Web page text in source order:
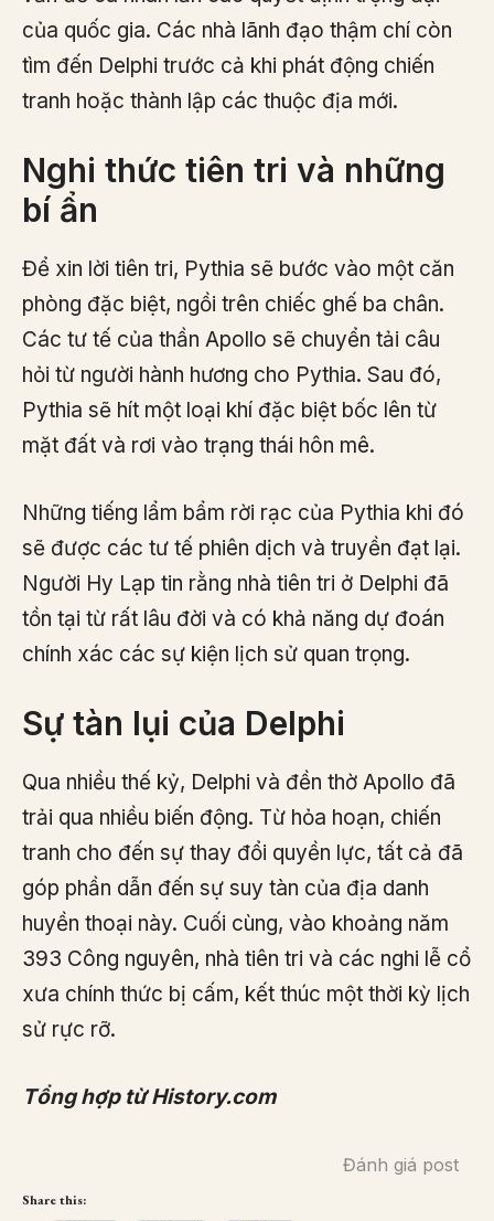
của quốc gia. Các nhà lãnh đạo thậm chí còn
tìm đến Delphi trước cả khi phát động chiến
tranh hoặc thành lập các thuộc địa mới.
Nghi thức tiên tri và những
bí ẩn
Để xin lời tiên tri, Pythia sẽ bước vào một căn
phòng đặc biệt, ngồi trên chiếc ghế ba chân.
Các tư tế của thần Apollo sẽ chuyển tải câu
hỏi từ người hành hương cho Pythia. Sau đó,
Pythia sẽ hít một loại khí đặc biệt bốc lên từ
mặt đất và rơi vào trạng thái hôn mê.
Những tiếng lẩm bẩm rời rạc của Pythia khi đó
sẽ được các tư tế phiên dịch và truyền đạt lại.
Người Hy Lạp tin rằng nhà tiên tri ở Delphi đã
tồn tại từ rất lâu đời và có khả năng dự đoán
chính xác các sự kiện lịch sử quan trọng.
Sự tàn lụi của Delphi
Qua nhiều thế kỷ, Delphi và đền thờ Apollo đã
trải qua nhiều biến động. Từ hỏa hoạn, chiến
tranh cho đến sự thay đổi quyền lực, tất cả đã
góp phần dẫn đến sự suy tàn của địa danh
huyền thoại này. Cuối cùng, vào khoảng năm
393 Công nguyên, nhà tiên tri và các nghi lễ cổ
xưa chính thức bị cấm, kết thúc một thời kỳ lịch
sử rực rỡ.
Tổng hợp từ History.com
Đánh giá post
Share this: